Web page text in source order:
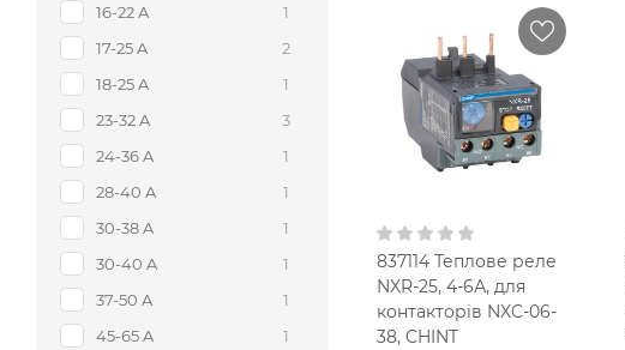
16-22 A
1
17-25 A
2
18-25 A
1
23-32 A
3
24-36 A
1
28-40 A
1
30-38 A
1
30-40 A
1
37-50 A
1
45-65 A
1
55-70 A
1NO+1NC
В кошик
837114 Теплове реле
NXR-25, 4-6А, для
контакторів NXC-06-
38, CHINT